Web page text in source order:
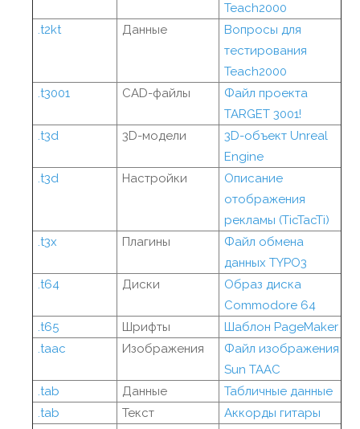
Teach2000
.t2kt
Данные
Вопросы для
тестирования
Teach2000
.t3001
CAD-файлы
Файл проекта
TARGET 3001!
.t3d
3D-модели
3D-объект Unreal
Engine
.t3d
Настройки
Описание
отображения
рекламы (TicTacTi)
.t3x
Плагины
Файл обмена
данных TYPO3
.t64
Диски
Образ диска
Commodore 64
.t65
Шрифты
Шаблон PageMaker
.taac
Изображения
Файл изображения
Sun TAAC
.tab
Данные
Табличные данные
.tab
Текст
Аккорды гитары